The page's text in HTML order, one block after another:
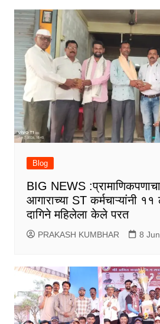
Blog
BIG NEWS
आगाराच्या ST कर्मचाऱ्यांनी
दागिने महिलेला केले परत
PRAKASH KUMBHAR 8